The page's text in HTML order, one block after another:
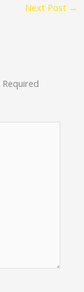
Next Post →
Required